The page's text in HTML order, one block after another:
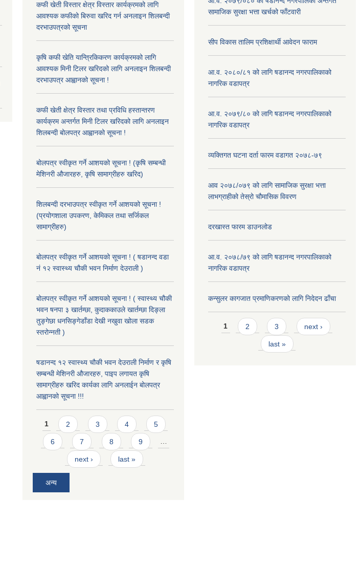
कफी खेती विस्तार क्षेत्र विस्तार कार्यक्रमको लागि
आवश्यक कफीको बिरुवा खरिद गर्न अनलाइन शिलबन्दी
दरभाउपत्रको सूचना
कृषि कफी खेति यान्त्रिकिकरण कार्यक्रमको लागि
आवश्यक मिनी टिलर खरिदको लागि अनलाइन शिलबन्दी
दरभाउपत्र आह्वानको सूचना !
कफी खेती क्षेत्र विस्तार तथा प्रविधि हस्तान्तरण
कार्यक्रम अन्तर्गत मिनी टिलर खरिदको लागि अनलाइन
शिलबन्दी बोलपत्र आह्वानको सूचना !
बोलपत्र स्वीकृत गर्ने आशयको सूचना ! (कृषि सम्बन्धी
मेशिनरी औजारहरु, कृषि सामाग्रीहरु खरिद)
शिलबन्दी दरभाउपत्र स्वीकृत गर्ने आशयको सूचना !
(प्रयोगशाला उपकरण, केमिकल तथा सर्जिकल
सामाग्रीहरु)
बोलपत्र स्वीकृत गर्ने आशयको सूचना ! ( षडानन्द वडा
नं १२ स्वास्थ्य चौकी भवन निर्माण देउराली )
बोलपत्र स्वीकृत गर्ने आशयको सूचना ! ( स्वास्थ्य चौकी
भवन षनपा ३ खार्तम्छा, कुदाककाउले खार्तम्छा दिङ्ला
तुङ्गेछा धनसिङ्गेडाँडा देखी नखुवा खोला सडक
स्तरोन्नती )
षडानन्द १२ स्वास्थ्य चौकी भवन देउराली निर्माण र कृषि
सम्बन्धी मेशिनरी औजारहरु, पाइप लगायत कृषि
सामाग्रीहरु खरिद कार्यका लागि अनलाईन बोलपत्र
आह्वानको सूचना !!!
Pages
1 2 3 4 5
6 7 8 9 …
next › last »
अन्य
सामाजिक सुरक्षा भत्ता खर्चको फाँटवारी
सीप विकास तालिम प्रशिक्षार्थी आवेदन फाराम
आ.व. २०८०/८१ को लागि षडानन्द नगरपालिकाको
नागरिक वडापत्र
आ.व. २०७९/८० को लागि षडानन्द नगरपालिकाको
नागरिक वडापत्र
व्यक्तिगत घटना दर्ता फारम वडागत २०७८-७९
आव २०७८/०७९ को लागि सामाजिक सुरक्षा भत्ता
लाभग्राहीको तेस्रो चौमासिक विवरण
दरखास्त फारम डाउनलोड
आ.व. २०७८/७९ को लागि षडानन्द नगरपालिकाको
नागरिक वडापत्र
कन्सुलर कागजात प्रमाणिकरणको लागि निदेदन ढाँचा
Pages
1 2 3 next ›
last »